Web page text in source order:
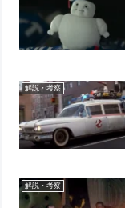
解説・考察
解説・考察